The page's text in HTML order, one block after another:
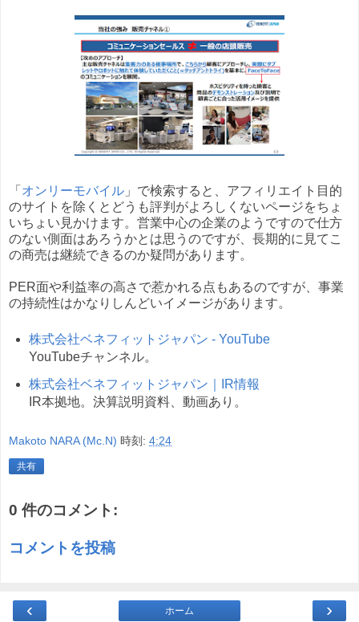
「 オンリーモバイル 」で検索すると、アフィリエイト目的
のサイトを除くとどうも評判がよろしくないページをちょ
いちょい見かけます。営業中心の企業のようですので仕方
のない側面はあろうかとは思うのですが、長期的に見てこ
の商売は継続できるのか疑問があります。
PER面や利益率の高さで惹かれる点もあるのですが、事業
の持続性はかなりしんどいイメージがあります。
株式会社ベネフィットジャパン - YouTube
YouTubeチャンネル。
株式会社ベネフィットジャパン｜IR情報
IR本拠地。決算説明資料、動画あり。
Makoto NARA (Mc.N) 時刻: 4:24
共有
0 件のコメント:
コメントを投稿
‹ ›
ホーム